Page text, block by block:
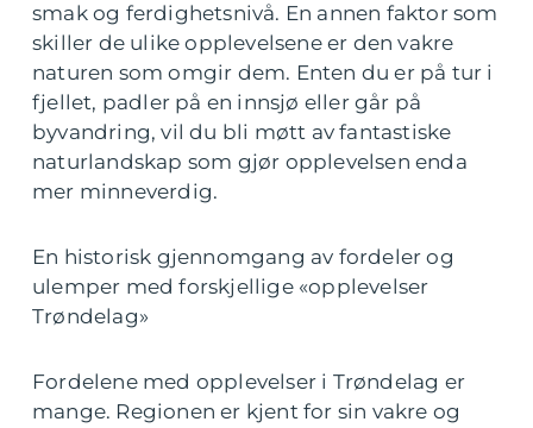
smak og ferdighetsnivå. En annen faktor som
skiller de ulike opplevelsene er den vakre
naturen som omgir dem. Enten du er på tur i
fjellet, padler på en innsjø eller går på
byvandring, vil du bli møtt av fantastiske
naturlandskap som gjør opplevelsen enda
mer minneverdig.
En historisk gjennomgang av fordeler og
ulemper med forskjellige «opplevelser
Trøndelag»
Fordelene med opplevelser i Trøndelag er
mange. Regionen er kjent for sin vakre og